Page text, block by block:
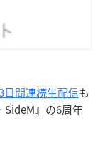
日間連続生配信も
SideM』の6周年